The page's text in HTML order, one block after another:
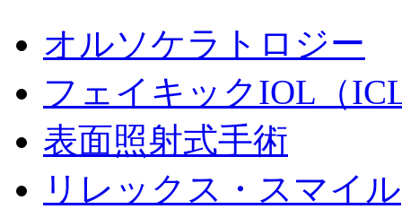
オルソケラトロジー
フェイキックIOL（
表面照射式手術
リレックス・スマイル